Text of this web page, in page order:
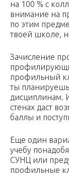
на 100 % с
внимание на
по этим
твоей школе,
Зачисление
профильный
ты планируешь
дисциплинам.
стенах даст
баллы и
Еще один
учебу
СУНЦ или
профильные